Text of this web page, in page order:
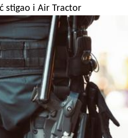
stigao i Air Tractor